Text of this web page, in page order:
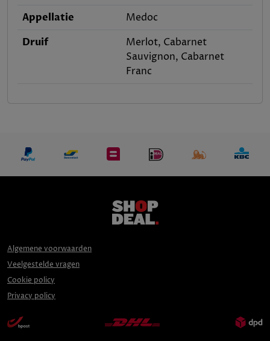
Appellatie
Medoc
Druif
Merlot, Cabarnet
Sauvignon, Cabarnet
Franc
Algemene voorwaarden
Veelgestelde vragen
Cookie policy
Privacy policy